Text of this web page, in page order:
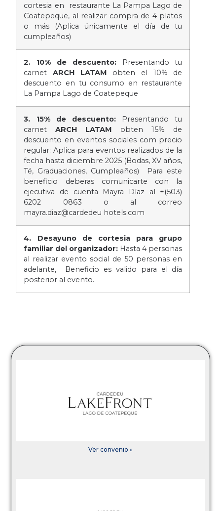
cortesia en restaurante La Pampa Lago de
Coatepeque, al realizar compra de 4 platos
o más (Aplica únicamente el día de tu
cumpleaños)
2. 10% de descuento:Presentando tu
carnetARCH LATAM obten el 10% de
descuento en tu consumo en restaurante
La Pampa Lago de Coatepeque
3. 15% de descuento: Presentando tu
carnetARCH LATAM obten 15% de
descuento en eventos sociales com precio
regular: Aplica para eventos realizados de la
fecha hasta diciembre 2025 (Bodas, XV años,
Té, Graduaciones, Cumpleaños) Para este
beneficio deberas comunicarte con la
ejecutiva de cuenta Mayra Díaz al +(503)
6202 0863 o al correo
mayra.diaz@cardedeu hotels.com
4. Desayuno de cortesia para grupo
familiar del organizador: Hasta 4 personas
al realizar evento social de 50 personas en
adelante, Beneficio es valido para el día
posterior al evento.
Ver convenio »